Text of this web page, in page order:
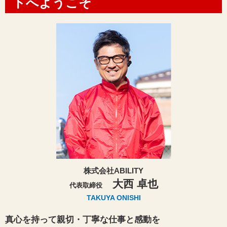
株式会社ABILITY
代表取締役 大西 卓也
TAKUYA ONISHI
真心を持って親切・丁寧な仕事と感動を